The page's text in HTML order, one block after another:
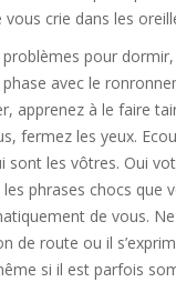
crie dans les
problèmes pour dormir,
avec le
apprenez à le faire
fermez les yeux.
sont les vôtres. Oui
les phrases chocs que
de vous.
de route ou il
si il est parfois